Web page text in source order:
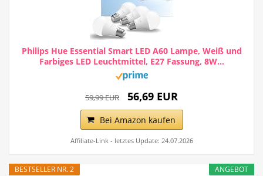
Philips Hue Essential Smart LED A60 Lampe, Weiß und
Farbiges LED Leuchtmittel, E27 Fassung, 8W...
59,99 EUR 56,69 EUR
Bei Amazon kaufen
Affiliate-Link - letztes Update: 24.07.2026
ANGEBOT
BESTSELLER NR. 2